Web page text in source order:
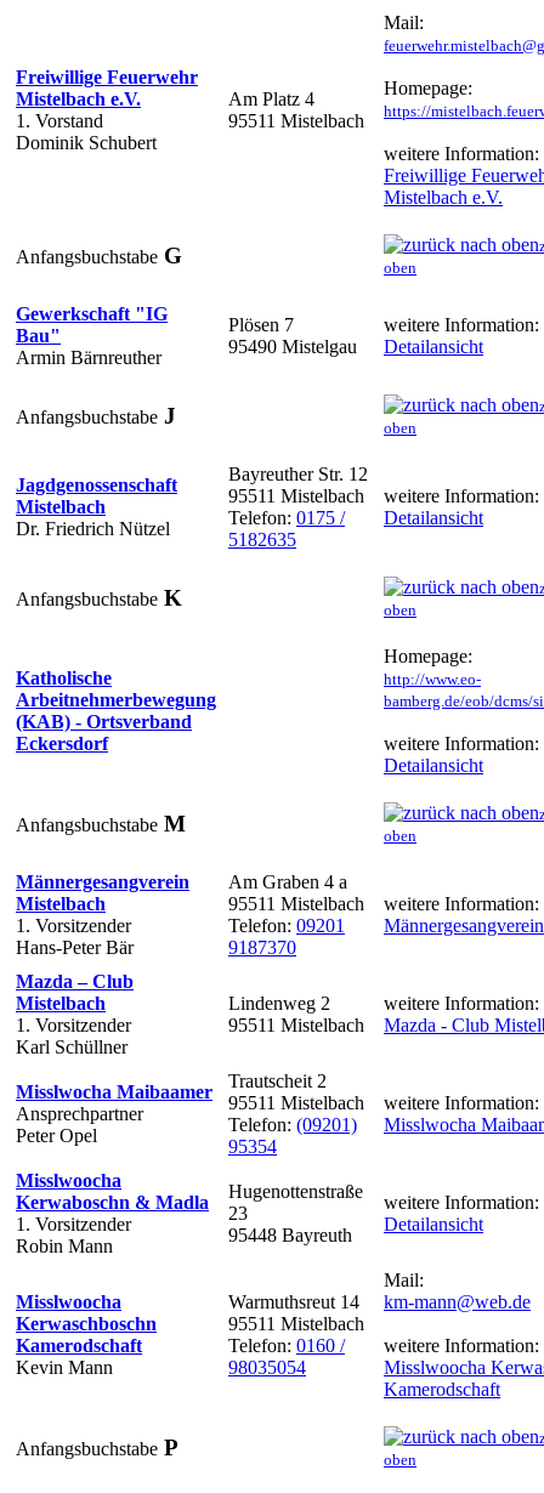
Freiwillige Feuerwehr
Mistelbach e.V.
1. Vorstand
Dominik Schubert
Am Platz 4
95511 Mistelbach
Mail:
Homepage:
https://
weitere Information:
Freiwillige
Mistelbach e.V.
Anfangsbuchstabe G
oben
Gewerkschaft "IG
Bau"
Armin Bärnreuther
Plösen 7
95490 Mistelgau
weitere Information:
Detailansicht
Anfangsbuchstabe J
oben
Jagdgenossenschaft
Mistelbach
Dr. Friedrich Nützel
Bayreuther Str. 12
95511 Mistelbach
Telefon: 0175 /
5182635
weitere Information:
Detailansicht
Anfangsbuchstabe K
oben
Katholische
Arbeitnehmerbewegung
(KAB) - Ortsverband
Eckersdorf
Homepage:
http://www.eo-
bamberg.de/eob/dcms/
weitere Information:
Detailansicht
Anfangsbuchstabe M
oben
Männergesangverein
Mistelbach
1. Vorsitzender
Hans-Peter Bär
Am Graben 4 a
95511 Mistelbach
Telefon: 09201
9187370
weitere Information:
Mazda – Club
Mistelbach
1. Vorsitzender
Karl Schüllner
Lindenweg 2
95511 Mistelbach
weitere Information:
Mazda - Club
Misslwocha Maibaamer
Ansprechpartner
Peter Opel
Trautscheit 2
95511 Mistelbach
Telefon: (09201)
95354
weitere Information:
Misslwocha
Misslwoocha
Kerwaboschn & Madla
1. Vorsitzender
Robin Mann
Hugenottenstraße
23
95448 Bayreuth
weitere Information:
Detailansicht
Misslwoocha
Kerwaschboschn
Kamerodschaft
Kevin Mann
Warmuthsreut 14
95511 Mistelbach
Telefon: 0160 /
98035054
Mail:
km-mann@web.de
weitere Information:
Misslwoocha
Kamerodschaft
Anfangsbuchstabe P
oben